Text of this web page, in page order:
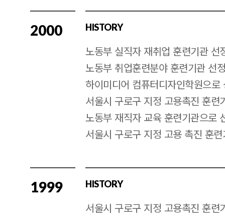
2000 HISTORY
노동부 실직자 재취업 훈련기관 선
노동부 취업훈련분야 훈련기관 선정
하이미디어 컴퓨터디자인학원으로
서울시 구로구 지정 고용촉진 훈련
노동부 재직자 교육 훈련기관으로
서울시 구로구 지정 고용 촉진 훈
1999 HISTORY
서울시 구로구 지정 고용촉진 훈련